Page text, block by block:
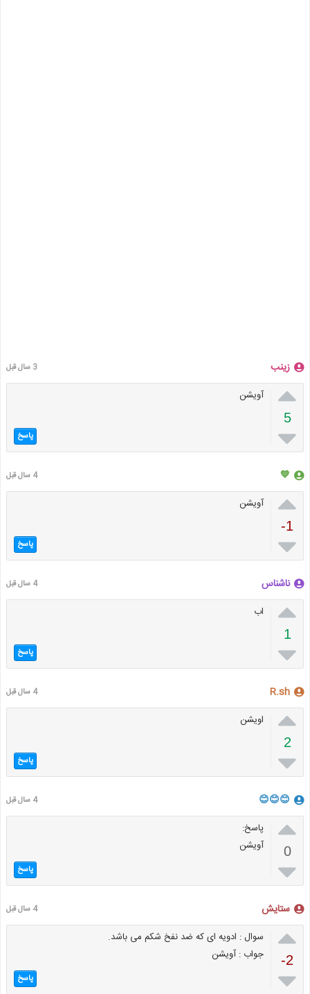
زینب 3 سال قبل

5

آویشن
پاسخ
💙 4 سال قبل

-1

آویشن
پاسخ
ناشناس 4 سال قبل

1

اب
پاسخ
R.sh 4 سال قبل

2

اویشن
پاسخ
😊😊😊 4 سال قبل

0

پاسخ:
آویشن
پاسخ
ستایش 4 سال قبل

-2

سوال : ادویه ای که ضد نفخ شکم می باشد.
جواب : آویشن
پاسخ